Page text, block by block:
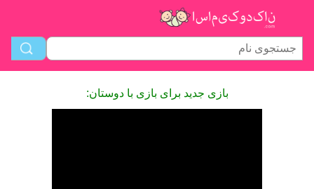
بازی جدید برای بازی با دوستان: